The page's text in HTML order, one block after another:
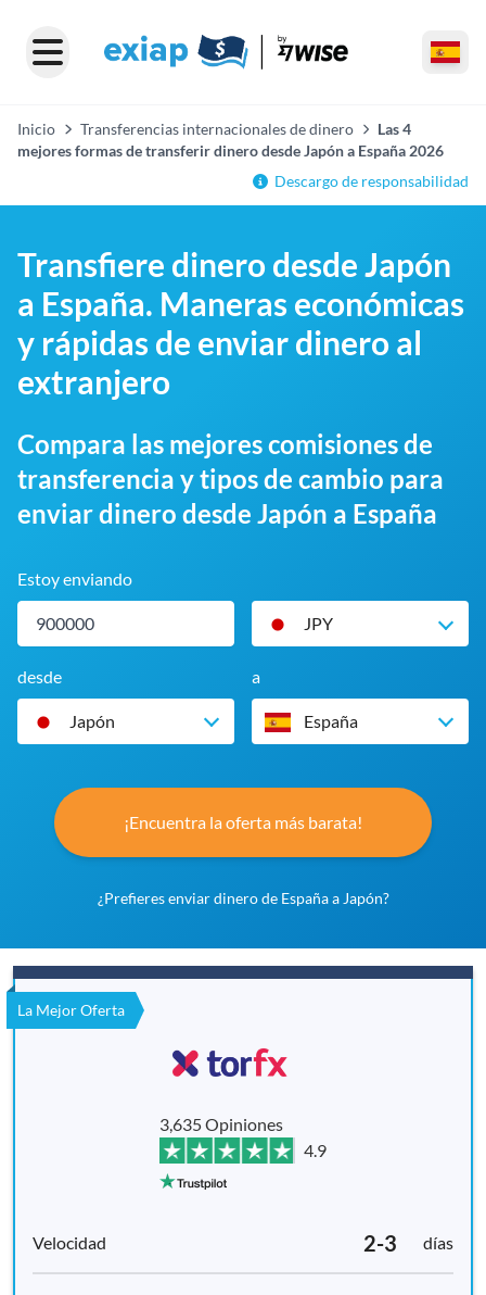
Inicio Transferencias internacionales de dinero
Las 4
mejores formas de transferir dinero desde Japón a España 2026
Descargo de responsabilidad
Transfiere dinero desde Japón
a España. Maneras económicas
y rápidas de enviar dinero al
extranjero
Compara las mejores comisiones de
transferencia y tipos de cambio para
enviar dinero desde Japón a España
Estoy enviando
JPY
desde
Japón
a
España
¡Encuentra la oferta más barata!
¿Prefieres enviar dinero de España a Japón?
La Mejor Oferta
3,635 Opiniones
4.9
2-3 días